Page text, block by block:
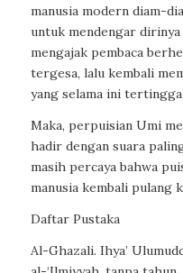
manusia modern diam-
untuk mendengar
mengajak pembaca
tergesa, lalu kembali
yang selama ini
Maka, perpuisian Umi
hadir dengan suara
masih percaya bahwa
manusia kembali pulang
Daftar Pustaka
Al-Ghazali. Ihya’